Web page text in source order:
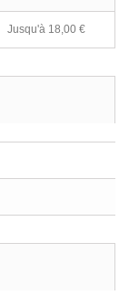
Jusqu'à 18,00 €